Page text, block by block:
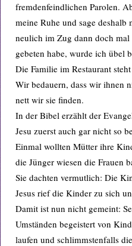
fremdenfeindlichen Parolen.
meine Ruhe und sage deshalb
neulich im Zug dann doch
gebeten habe, wurde ich übel
Die Familie im Restaurant
Wir bedauern, dass wir ihnen
nett wir sie finden.
In der Bibel erzählt der
Jesu zuerst auch gar nicht so
Einmal wollten Mütter ihre
die Jünger wiesen die Frauen
Sie dachten vermutlich: Die
Jesus rief die Kinder zu sich
Damit ist nun nicht gemeint:
Umständen begeistert von
laufen und schlimmstenfalls